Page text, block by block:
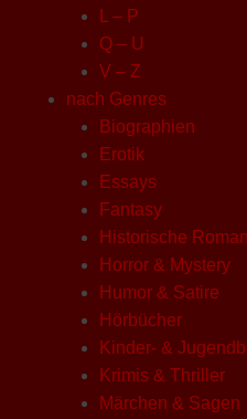
L – P
Q – U
V – Z
nach Genres
Biographien
Erotik
Essays
Fantasy
Historische
Horror & Mystery
Humor & Satire
Hörbücher
Kinder- &
Krimis & Thriller
Märchen & Sagen